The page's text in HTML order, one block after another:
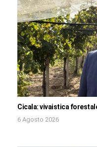
Cicala: vivaistica
6 Agosto 2026